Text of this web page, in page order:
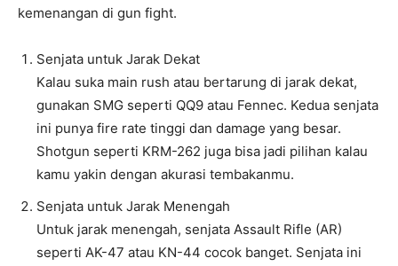
kemenangan di gun fight.
Senjata untuk Jarak Dekat
Kalau suka main rush atau bertarung di jarak dekat,
gunakan SMG seperti QQ9 atau Fennec. Kedua senjata
ini punya fire rate tinggi dan damage yang besar.
Shotgun seperti KRM-262 juga bisa jadi pilihan kalau
kamu yakin dengan akurasi tembakanmu.
Senjata untuk Jarak Menengah
Untuk jarak menengah, senjata Assault Rifle (AR)
seperti AK-47 atau KN-44 cocok banget. Senjata ini